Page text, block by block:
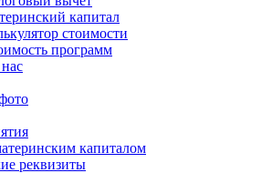
капитал
стоимости
программ
капиталом
реквизиты